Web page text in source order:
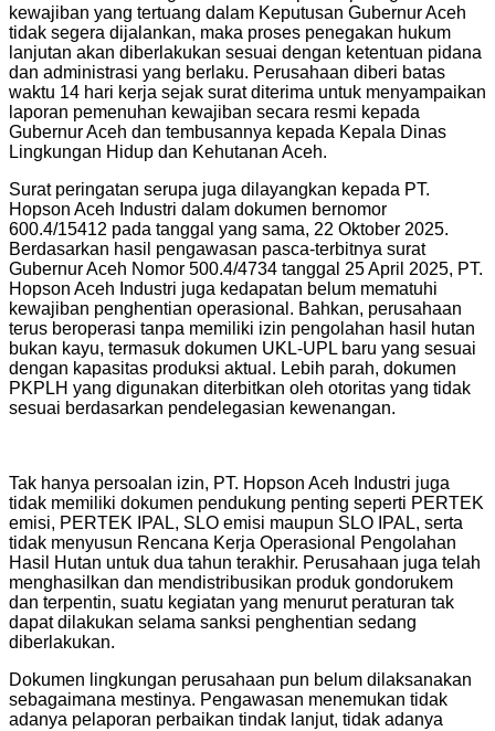
kewajiban yang tertuang dalam Keputusan Gubernur Aceh
tidak segera dijalankan, maka proses penegakan hukum
lanjutan akan diberlakukan sesuai dengan ketentuan pidana
dan administrasi yang berlaku. Perusahaan diberi batas
waktu 14 hari kerja sejak surat diterima untuk menyampaikan
laporan pemenuhan kewajiban secara resmi kepada
Gubernur Aceh dan tembusannya kepada Kepala Dinas
Lingkungan Hidup dan Kehutanan Aceh.
Surat peringatan serupa juga dilayangkan kepada PT.
Hopson Aceh Industri dalam dokumen bernomor
600.4/15412 pada tanggal yang sama, 22 Oktober 2025.
Berdasarkan hasil pengawasan pasca-terbitnya surat
Gubernur Aceh Nomor 500.4/4734 tanggal 25 April 2025, PT.
Hopson Aceh Industri juga kedapatan belum mematuhi
kewajiban penghentian operasional. Bahkan, perusahaan
terus beroperasi tanpa memiliki izin pengolahan hasil hutan
bukan kayu, termasuk dokumen UKL-UPL baru yang sesuai
dengan kapasitas produksi aktual. Lebih parah, dokumen
PKPLH yang digunakan diterbitkan oleh otoritas yang tidak
sesuai berdasarkan pendelegasian kewenangan.
Tak hanya persoalan izin, PT. Hopson Aceh Industri juga
tidak memiliki dokumen pendukung penting seperti PERTEK
emisi, PERTEK IPAL, SLO emisi maupun SLO IPAL, serta
tidak menyusun Rencana Kerja Operasional Pengolahan
Hasil Hutan untuk dua tahun terakhir. Perusahaan juga telah
menghasilkan dan mendistribusikan produk gondorukem
dan terpentin, suatu kegiatan yang menurut peraturan tak
dapat dilakukan selama sanksi penghentian sedang
diberlakukan.
Dokumen lingkungan perusahaan pun belum dilaksanakan
sebagaimana mestinya. Pengawasan menemukan tidak
adanya pelaporan perbaikan tindak lanjut, tidak adanya